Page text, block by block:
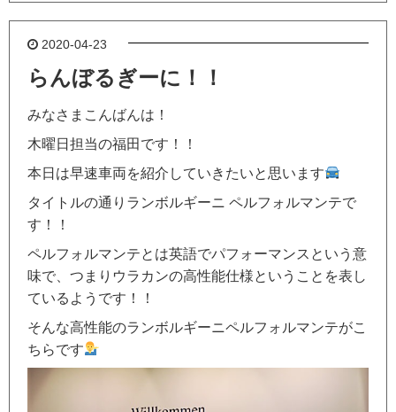
2020-04-23
らんぼるぎーに！！
みなさまこんばんは！
木曜日担当の福田です！！
本日は早速車両を紹介していきたいと思います
タイトルの通りランボルギーニ ペルフォルマンテで
す！！
ペルフォルマンテとは英語でパフォーマンスという意
味で、つまりウラカンの高性能仕様ということを表し
ているようです！！
そんな高性能のランボルギーニペルフォルマンテがこ
ちらです